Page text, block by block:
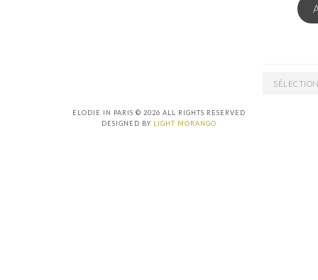
ARCHIVES
ELODIE IN PARIS © 2026 ALL RIGHTS RESERVED
DESIGNED BY LIGHT MORANGO